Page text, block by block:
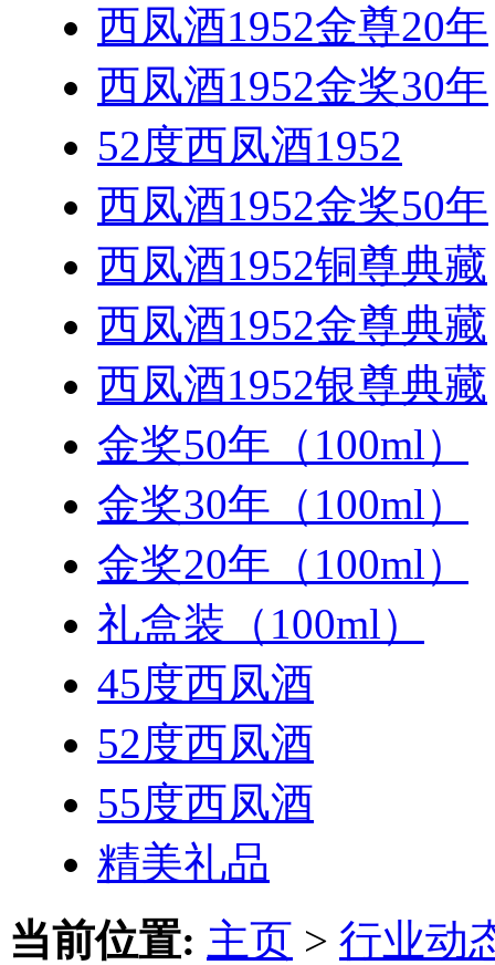
西凤酒1952金尊20年
西凤酒1952金奖30年
52度西凤酒1952
西凤酒1952金奖50年
西凤酒1952铜尊典藏
西凤酒1952金尊典藏
西凤酒1952银尊典藏
金奖50年（100ml）
金奖30年（100ml）
金奖20年（100ml）
礼盒装（100ml）
45度西凤酒
52度西凤酒
55度西凤酒
精美礼品
当前位置: 主页 > 行业动